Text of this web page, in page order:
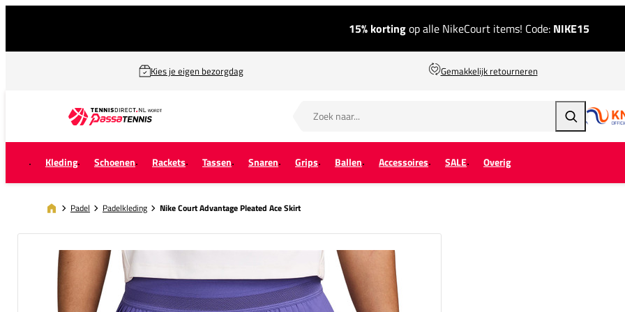
15% kortingop alle NikeCourt items! Code: NIKE15
Kies je eigen bezorgdag Gemakkelijk retourneren
Zoeken
Kleding Schoenen Rackets Tassen Snaren Grips Ballen Accessoires SALE Overig
Padel Padelkleding Nike Court Advantage Pleated Ace Skirt